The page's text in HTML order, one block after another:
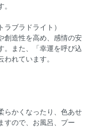
ラブラドライト）
創造性を高め、感情の安
。また、「幸運を呼び込
れています。
らかくなったり、色あせ
すので、お風呂、プー